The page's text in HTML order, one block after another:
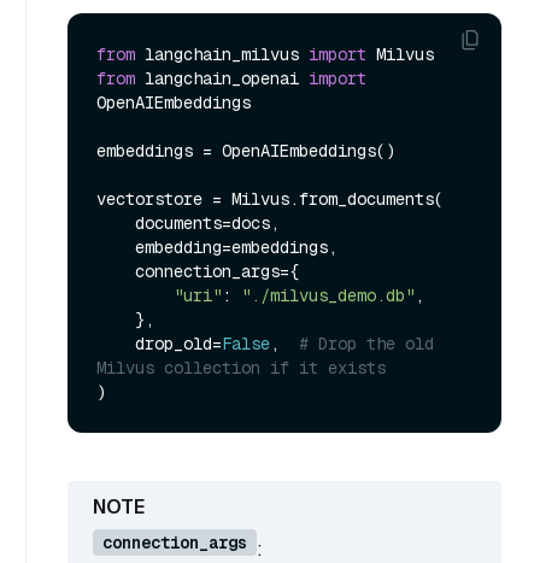
from langchain_milvus import
from langchain_openai import
OpenAIEmbeddings
embeddings = OpenAIEmbeddings()
vectorstore = Milvus.from_documents(
"uri" : "./milvus_demo.db" ,
    drop_old=
False, # Drop the old
Milvus collection if it exists
connection_args :